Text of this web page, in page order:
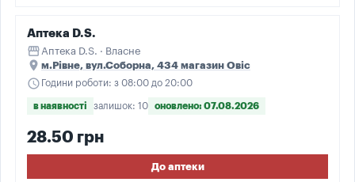
Аптека D.S.
storefront Аптека D.S. · Власне
place м.Рівне, вул.Соборна, 434 магазин Овіс
schedule Години роботи: з 08:00 до 20:00
в наявності залишок: 10 оновлено: 07.08.2026
28.50 грн
До аптеки